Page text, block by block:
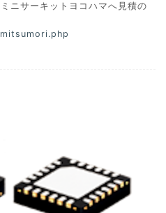
ニサーキットヨコハマへ見積の